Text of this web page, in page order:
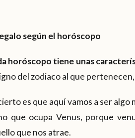
según el horóscopo
horóscopo tiene unas
del zodiaco al que
es que aquí vamos a ser
que ocupa Venus, porque
que nos atrae.